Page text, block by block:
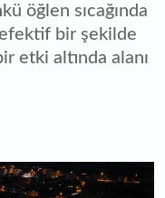
öğlen sıcağında
bir şekilde
etki altında alanı